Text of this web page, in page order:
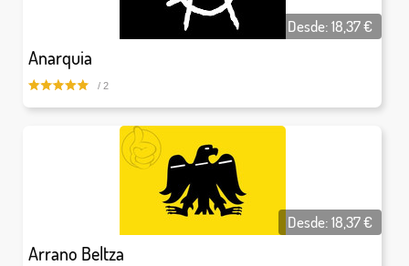
Anarquia
Desde:18,37€
/ 2
Arrano Beltza
Desde:18,37€